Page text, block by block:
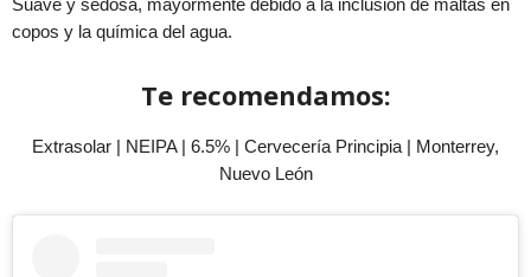
copos y la química del agua.
Te recomendamos:
Extrasolar | NEIPA | 6.5% | Cervecería Principia | Monterrey,
Nuevo León